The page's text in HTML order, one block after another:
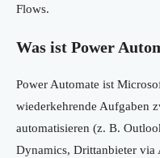
Flows.
Was ist Power
Power Automate ist
wiederkehrende Aufgaben
automatisieren (z. B.
Dynamics, Drittanbieter via